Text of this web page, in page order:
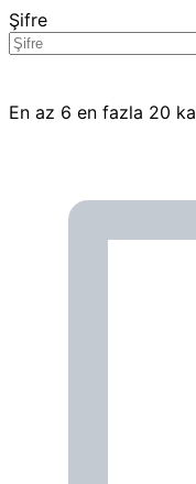
Şifre
En az 6 en fazla 20